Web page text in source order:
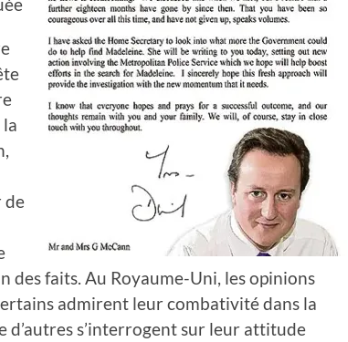
la
de
des faits. Au Royaume-Uni, les opinions
admirent leur combativité dans la
d’autres s’interrogent sur leur attitude